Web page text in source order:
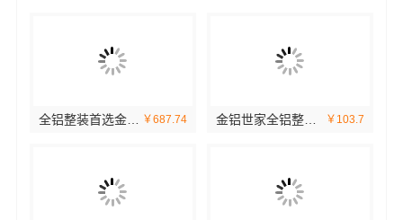
全铝整装首选金铝世家：打造健康家居新体验 ￥687.74 金铝世家全铝整装：简约设计彰显品味 ￥103.7